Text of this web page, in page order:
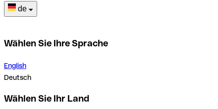
de
Wählen Sie Ihre Sprache
English
Deutsch
Wählen Sie Ihr Land